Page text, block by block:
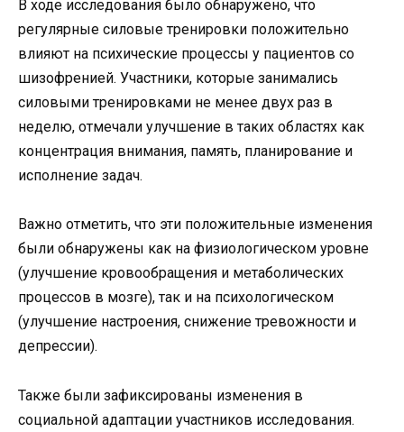
В ходе исследования было обнаружено, что
регулярные силовые тренировки положительно
влияют на психические процессы у пациентов со
шизофренией. Участники, которые занимались
силовыми тренировками не менее двух раз в
неделю, отмечали улучшение в таких областях как
концентрация внимания, память, планирование и
исполнение задач.
Важно отметить, что эти положительные изменения
были обнаружены как на физиологическом уровне
(улучшение кровообращения и метаболических
процессов в мозге), так и на психологическом
(улучшение настроения, снижение тревожности и
депрессии).
Также были зафиксированы изменения в
социальной адаптации участников исследования.